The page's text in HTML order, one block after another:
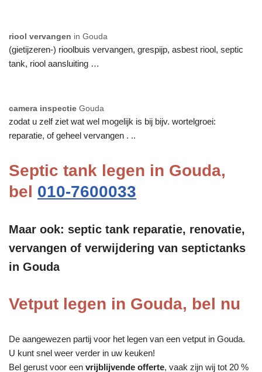
riool vervangen in Gouda
(gietijzeren-) rioolbuis vervangen, grespijp, asbest riool, septic
tank, riool aansluiting …
camera inspectie Gouda
zodat u zelf ziet wat wel mogelijk is bij bijv. wortelgroei:
reparatie, of geheel vervangen . ..
Septic tank legen in Gouda,
bel 010-7600033
Maar ook: septic tank reparatie, renovatie,
vervangen of verwijdering van septictanks
in Gouda
Vetput legen in Gouda, bel nu
De aangewezen partij voor het legen van een vetput in Gouda.
U kunt snel weer verder in uw keuken!
Bel gerust voor een vrijblijvende offerte, vaak zijn wij tot 20 %